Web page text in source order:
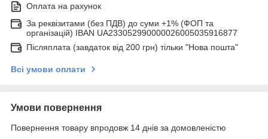
Оплата на рахунок
За реквізитами (без ПДВ) до суми +1% (ФОП та
організацій) IBAN UA233052990000026005035916877
Післяплата (завдаток від 200 грн) тільки "Нова пошта"
Всі умови оплати
Умови повернення
Повернення товару впродовж 14 днів за домовленістю